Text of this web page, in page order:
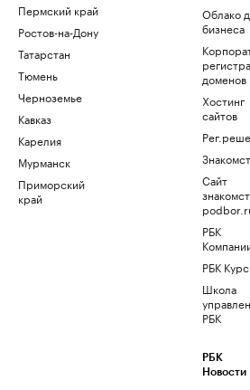
Пермский край
Ростов-на-Дону
Татарстан
Тюмень
Черноземье
Кавказ
Карелия
Мурманск
Приморский
край
Облако
бизнеса
доменов
Хостинг
сайтов
Сайт
РБК
РБК
Школа
РБК
РБК
Новости